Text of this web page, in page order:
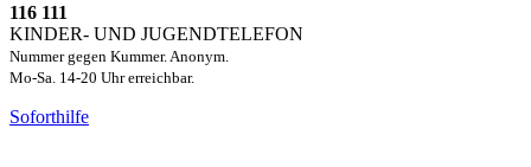
116 111
KINDER- UND JUGENDTELEFON
Nummer gegen Kummer. Anonym.
Mo-Sa. 14-20 Uhr erreichbar.
Soforthilfe